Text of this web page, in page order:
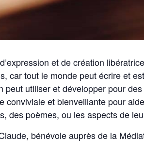
et de création
car tout le monde peut écrire et
peut utiliser et développer pour
conviviale et bienveillante pour
des poèmes, ou les aspects de
bénévole auprès de la